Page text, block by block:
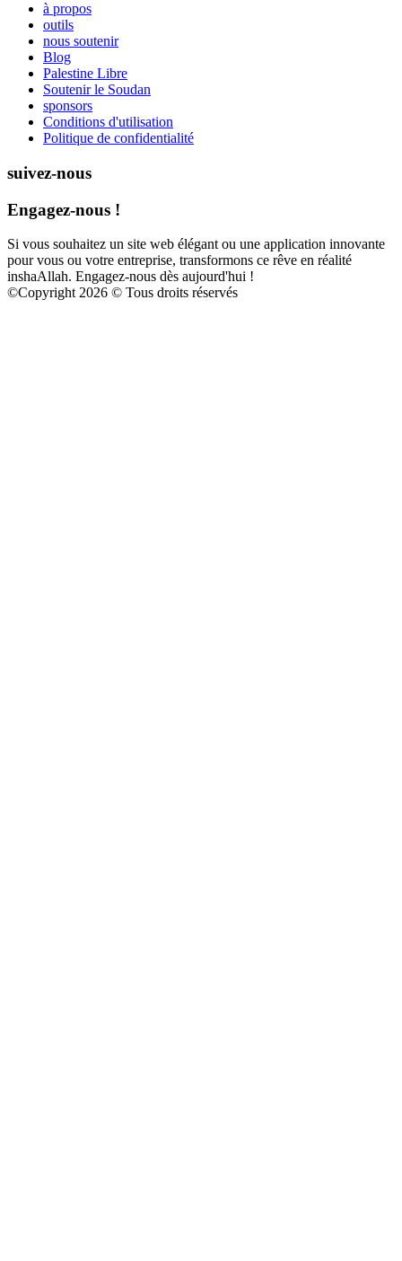
à propos
outils
nous soutenir
Blog
Palestine Libre
Soutenir le Soudan
sponsors
Conditions d'utilisation
Politique de confidentialité
suivez-nous
Engagez-nous !
Si vous souhaitez un site web élégant ou une application innovante
pour vous ou votre entreprise, transformons ce rêve en réalité
inshaAllah. Engagez-nous dès aujourd'hui !
©Copyright 2026 © Tous droits réservés